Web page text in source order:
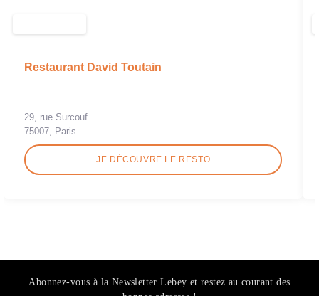
Restaurant David Toutain
29, rue Surcouf
75007, Paris
JE DÉCOUVRE LE RESTO
Abonnez-vous à la Newsletter Lebey et restez au courant des